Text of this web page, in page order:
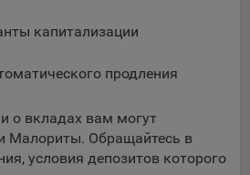
капитализации
продления
о вкладах вам могут
Малориты. Обращайтесь в
условия депозитов которого